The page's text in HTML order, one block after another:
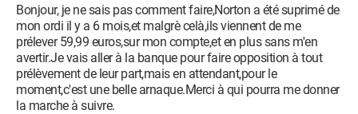
Bonjour, je ne sais pas comment faire,Norton a été suprimé de
mon ordi il y a 6 mois,et malgrè celà,ils viennent de me
prélever 59,99 euros,sur mon compte,et en plus sans m'en
avertir.Je vais aller à la banque pour faire opposition à tout
prélèvement de leur part,mais en attendant,pour le
moment,c'est une belle arnaque.Merci à qui pourra me donner
la marche à suivre.